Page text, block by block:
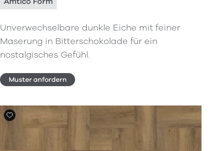
Unverwechselbare dunkle Eiche mit feiner
Maserung in Bitterschokolade für ein
nostalgisches Gefühl.
Muster anfordern